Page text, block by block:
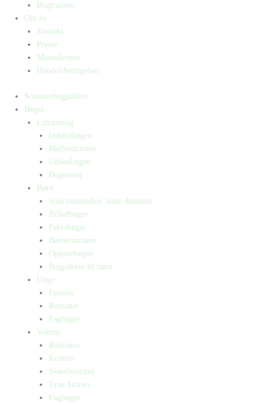
Bogtrailere
Om os
Kontakt
Presse
Manuskripter
Handelsbetingelser
Sommerbogpakker
Bøger
Letlæsning
Indskolingen
Mellemtrinnet
Udskolingen
Bogkasser
Børn
Små mennesker, store drømme
Billedbøger
Faktabøger
Børneromaner
Opgavebøger
Bogpakker til børn
Unge
Fantasy
Romaner
Fagbøger
Voksne
Romance
Krimier
Skønlitteratur
True Stories
Fagbøger